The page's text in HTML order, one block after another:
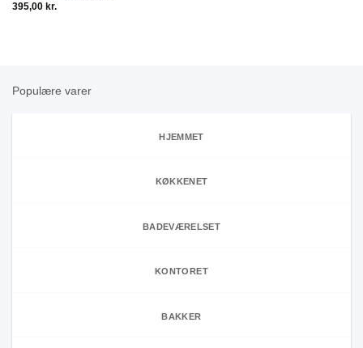
395,00 kr.
Populære varer
HJEMMET
KØKKENET
BADEVÆRELSET
KONTORET
BAKKER